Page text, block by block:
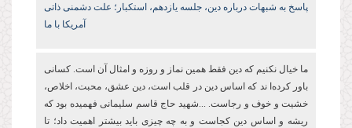
پاسخ به شبهات درباره دین،‌ جلسه یازدهم، استکبار؛ علت دشمنی ذاتی
آمریکا با ما
ما خیال نکنیم که دین فقط همین نماز و روزه و امثال آن است. کسانی
باور کرده‌ا ند که اساس دین در قلب است، دین عشق، محبت، اخلاص،
خشیت و خوف و رجاست. ...شهید حاج قاسم سلیمانی فهمیده بود که
ریشه و اساس دین کجاست و به چه چیزی باید بیشتر اهمیت داد؛ تا